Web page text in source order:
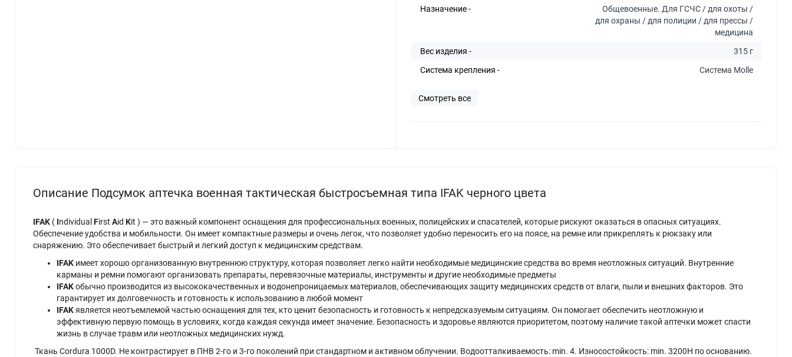
Назначение -
Общевоенные. Для ГСЧС / для охоты /
для охраны / для полиции / для прессы /
медицина
Вес изделия -
315 г
Система крепления -
Система Molle
Смотреть все
Описание Подсумок аптечка военная тактическая быстросъемная типа IFAK черного цвета
IFAK ( IndividualFirst Aid Kit ) — это важный компонент оснащения для профессиональных военных, полицейских и спасателей, которые рискуют оказаться в опасных ситуациях.
Обеспечение удобства и мобильности. Он имеет компактные размеры и очень легок, что позволяет удобно переносить его на поясе, на ремне или прикреплять к рюкзаку или
снаряжению. Это обеспечивает быстрый и легкий доступ к медицинским средствам.
IFAK имеет хорошо организованную внутреннюю структуру, которая позволяет легко найти необходимые медицинские средства во время неотложных ситуаций. Внутренние
карманы и ремни помогают организовать препараты, перевязочные материалы, инструменты и другие необходимые предметы
IFAKобычно производится из высококачественных и водонепроницаемых материалов, обеспечивающих защиту медицинских средств от влаги, пыли и внешних факторов. Это
гарантирует их долговечность и готовность к использованию в любой момент
IFAKявляется неотъемлемой частью оснащения для тех, кто ценит безопасность и готовность к непредсказуемым ситуациям. Он помогает обеспечить неотложную и
эффективную первую помощь в условиях, когда каждая секунда имеет значение. Безопасность и здоровье являются приоритетом, поэтому наличие такой аптечки может спасти
жизнь в случае травм или неотложных медицинских нужд.
Ткань Cordura 1000D. Не контрастирует в ПНВ 2-го и 3-го поколений при стандартном и активном облучении. Водоотталкиваемость: min. 4. Износостойкость: min. 3200H по основанию.